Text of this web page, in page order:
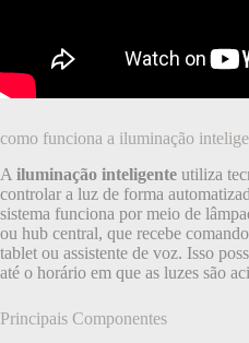
como funciona a iluminação
A iluminação inteligente utiliza
controlar a luz de forma
sistema funciona por meio de
ou hub central, que recebe
tablet ou assistente de voz. Isso
até o horário em que as luzes são
Principais Componentes